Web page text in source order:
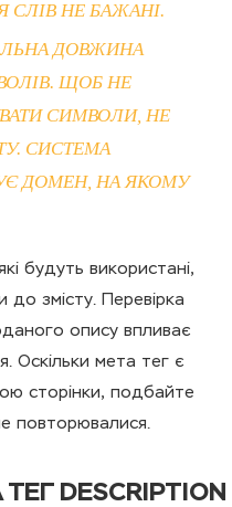
СЛІВ НЕ БАЖАНІ.
ДОВЖИНА
ЩОБ НЕ
СИМВОЛИ, НЕ
СИСТЕМА
ДОМЕН, НА ЯКОМУ
будуть використані,
змісту. Перевірка
опису впливає
Оскільки мета тег є
сторінки, подбайте
повторювалися.
DESCRIPTION